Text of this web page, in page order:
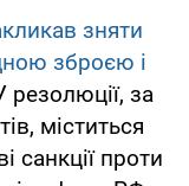
зняти
зброєю і
резолюції, за
міститься
санкції проти